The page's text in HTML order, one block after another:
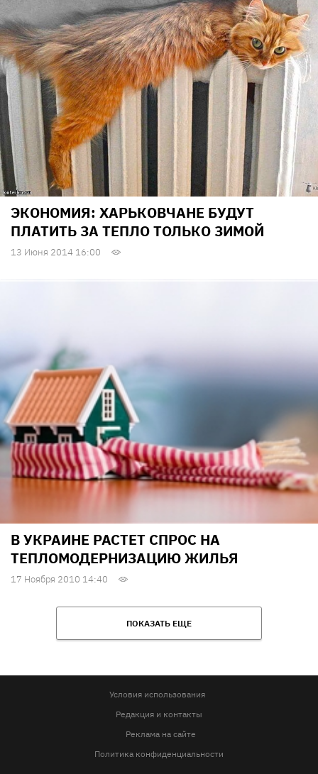
ЭКОНОМИЯ: ХАРЬКОВЧАНЕ БУДУТ
ПЛАТИТЬ ЗА ТЕПЛО ТОЛЬКО ЗИМОЙ
13 Июня 2014 16:00
В УКРАИНЕ РАСТЕТ СПРОС НА
ТЕПЛОМОДЕРНИЗАЦИЮ ЖИЛЬЯ
17 Ноября 2010 14:40
ПОКАЗАТЬ ЕЩЕ
Условия использования
Редакция и контакты
Реклама на сайте
Политика конфиденциальности